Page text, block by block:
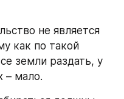
не является
как по такой
земли раздать, у
– мало.